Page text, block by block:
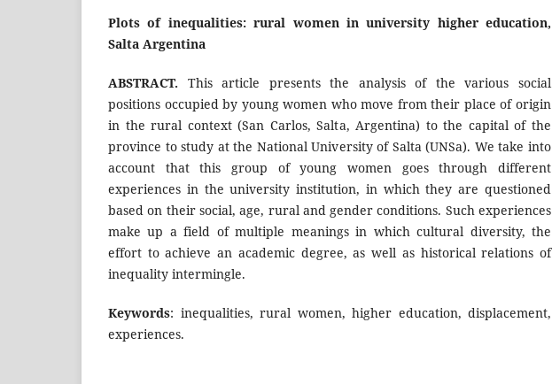
Plots of inequalities: rural women in university higher education,
Salta Argentina
ABSTRACT. This article presents the analysis of the various social
positions occupied by young women who move from their place of origin
in the rural context (San Carlos, Salta, Argentina) to the capital of the
province to study at the National University of Salta (UNSa). We take into
account that this group of young women goes through different
experiences in the university institution, in which they are questioned
based on their social, age, rural and gender conditions. Such experiences
make up a field of multiple meanings in which cultural diversity, the
effort to achieve an academic degree, as well as historical relations of
inequality intermingle.
Keywords: inequalities, rural women, higher education, displacement,
experiences.